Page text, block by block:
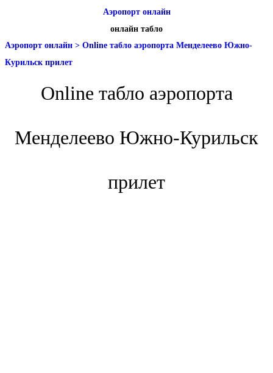
Аэропорт онлайн
онлайн табло
Аэропорт онлайн > Online табло аэропорта Менделеево Южно-
Курильск прилет
Online табло аэропорта
Менделеево Южно-Курильск
прилет